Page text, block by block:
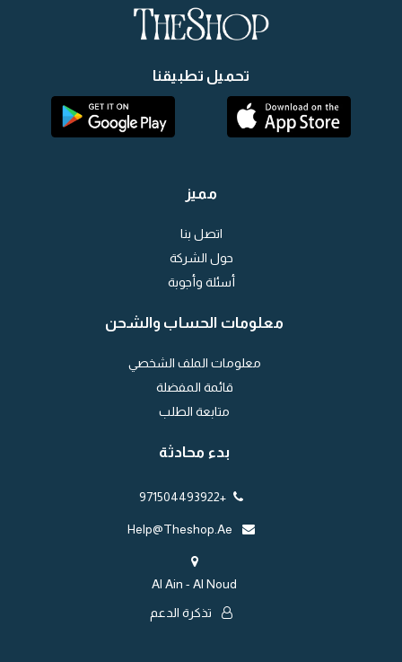
تحميل تطبيقنا
مميز
اتصل بنا
حول الشركة
أسئلة وأجوبة
معلومات الحساب والشحن
معلومات الملف الشخصي
قائمة المفضلة
متابعة الطلب
بدء محادثة
+971504493922
Al Ain - Al Noud
تذكرة الدعم